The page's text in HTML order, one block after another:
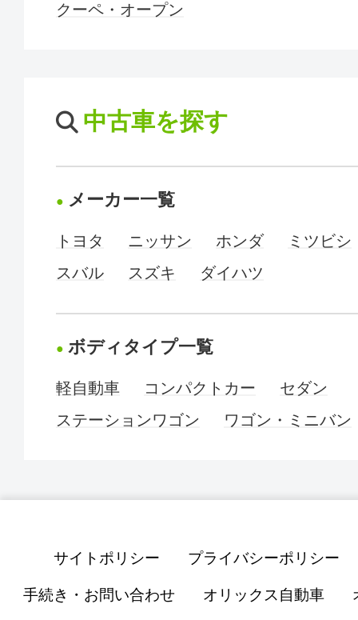
クーペ・オープン
中古車を探す
メーカー一覧
トヨタ ニッサン ホンダ
ミツビシ
スバル
スズキ ダイハツ
ボディタイプ一覧
軽自動車 コンパクトカー
セダン
ステーションワゴン
ワゴン・ミニバン
サイトポリシー プライバシーポリシー
手続き・お問い合わせ オリックス自動車